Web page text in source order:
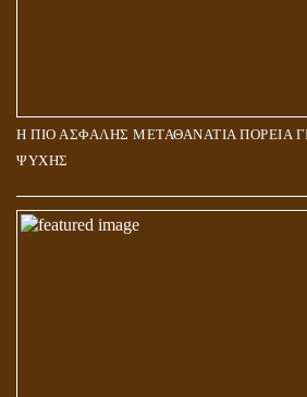
Η ΠΙΟ ΑΣΦΑΛΗΣ ΜΕΤΑΘΑΝΑΤΙΑ ΠΟΡΕΙΑ
ΨΥΧΗΣ